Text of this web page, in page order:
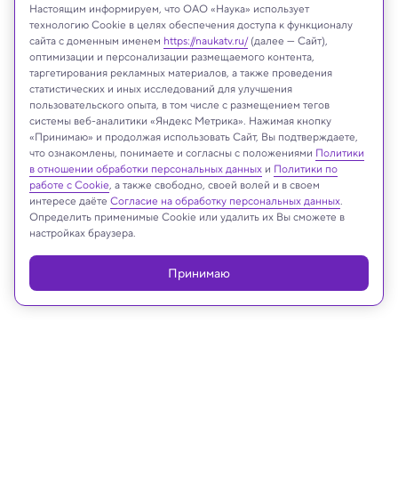
Изображение с «Джеймса Уэбба» показывает квазар J0148, обведенный
красным. Вставки: сверху - центральная черная дыра, снизу — излучение
от галактики
MIT/NASA
Принимаю
Настоящим информируем, что ОАО «Наука» использует
технологию Cookie в целях обеспечения доступа к функционалу
сайта с доменным именем https://naukatv.ru/(далее — Сайт),
оптимизации и персонализации размещаемого контента,
таргетирования рекламных материалов, а также проведения
статистических и иных исследований для улучшения
пользовательского опыта, в том числе с размещением тегов
системы веб-аналитики «Яндекс Метрика». Нажимая кнопку
«Принимаю» и продолжая использовать Сайт, Вы подтверждаете,
что ознакомлены, понимаете и согласны с положениями Политики
в отношении обработки персональных данных и Политики по
работе с Cookie, а также свободно, своей волей и в своем
интересе даёте Согласие на обработку персональных данных.
Определить применимые Cookie или удалить их Вы сможете в
настройках браузера.